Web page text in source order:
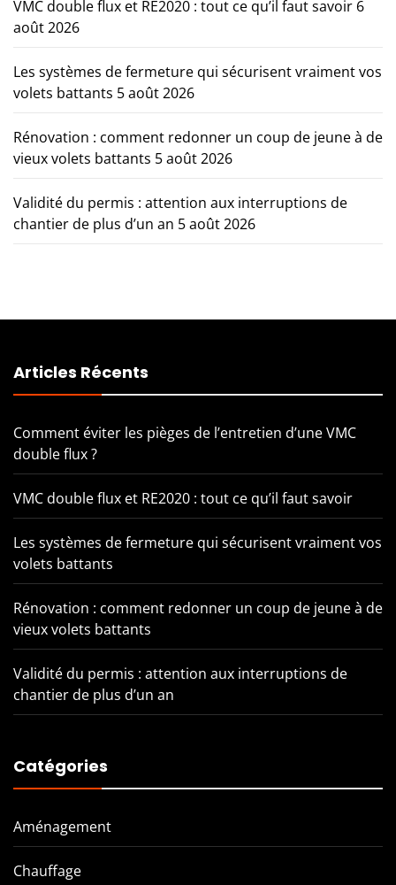
VMC double flux et RE2020 : tout ce qu’il faut savoir 6
août 2026
Les systèmes de fermeture qui sécurisent vraiment vos
volets battants 5 août 2026
Rénovation : comment redonner un coup de jeune à de
vieux volets battants 5 août 2026
Validité du permis : attention aux interruptions de
chantier de plus d’un an 5 août 2026
Articles Récents
Comment éviter les pièges de l’entretien d’une VMC
double flux ?
VMC double flux et RE2020 : tout ce qu’il faut savoir
Les systèmes de fermeture qui sécurisent vraiment vos
volets battants
Rénovation : comment redonner un coup de jeune à de
vieux volets battants
Validité du permis : attention aux interruptions de
chantier de plus d’un an
Catégories
Aménagement
Chauffage